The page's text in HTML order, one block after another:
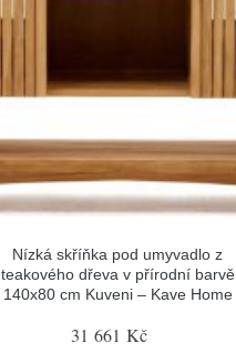
Nízká skříňka pod umyvadlo z
teakového dřeva v přírodní barvě
140x80 cm Kuveni – Kave Home
31 661 Kč